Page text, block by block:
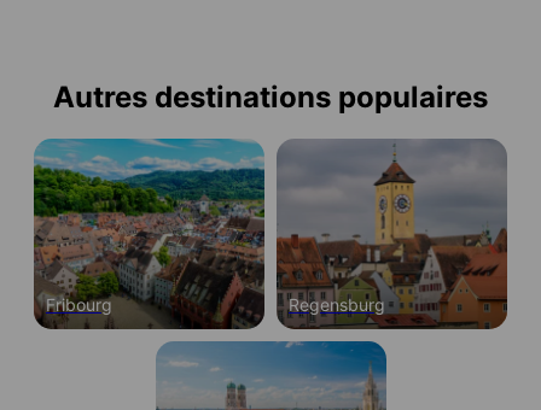
Autres destinations populaires
Fribourg Regensburg